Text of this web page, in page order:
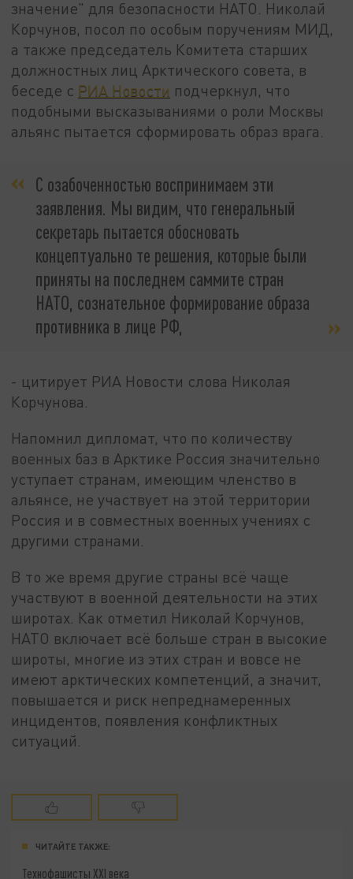
значение" для безопасности НАТО. Николай
Корчунов, посол по особым поручениям МИД,
а также председатель Комитета старших
должностных лиц Арктического совета, в
беседе с РИА Новости подчеркнул, что
подобными высказываниями о роли Москвы
альянс пытается сформировать образ врага.
С озабоченностью воспринимаем эти
заявления. Мы видим, что генеральный
секретарь пытается обосновать
концептуально те решения, которые были
приняты на последнем саммите стран
НАТО, сознательное формирование образа
противника в лице РФ,
- цитирует РИА Новости слова Николая
Корчунова.
Напомнил дипломат, что по количеству
военных баз в Арктике Россия значительно
уступает странам, имеющим членство в
альянсе, не участвует на этой территории
Россия и в совместных военных учениях с
другими странами.
В то же время другие страны всё чаще
участвуют в военной деятельности на этих
широтах. Как отметил Николай Корчунов,
НАТО включает всё больше стран в высокие
широты, многие из этих стран и вовсе не
имеют арктических компетенций, а значит,
повышается и риск непреднамеренных
инцидентов, появления конфликтных
ситуаций.
ЧИТАЙТЕ ТАКЖЕ:
Технофашисты XXI века